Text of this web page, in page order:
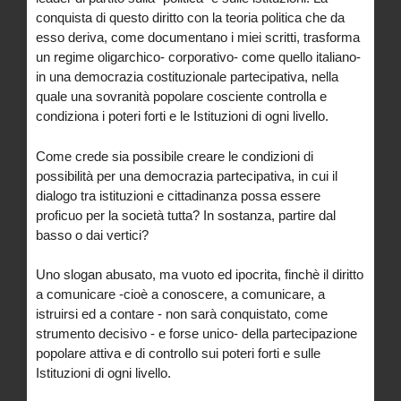
conquista di questo diritto con la teoria politica che da
esso deriva, come documentano i miei scritti, trasforma
un regime oligarchico- corporativo- come quello italiano-
in una democrazia costituzionale partecipativa, nella
quale una sovranità popolare cosciente controlla e
condiziona i poteri forti e le Istituzioni di ogni livello.
Come crede sia possibile creare le condizioni di
possibilità per una democrazia partecipativa, in cui il
dialogo tra istituzioni e cittadinanza possa essere
proficuo per la società tutta? In sostanza, partire dal
basso o dai vertici?
Uno slogan abusato, ma vuoto ed ipocrita, finchè il diritto
a comunicare -cioè a conoscere, a comunicare, a
istruirsi ed a contare - non sarà conquistato, come
strumento decisivo - e forse unico- della partecipazione
popolare attiva e di controllo sui poteri forti e sulle
Istituzioni di ogni livello.